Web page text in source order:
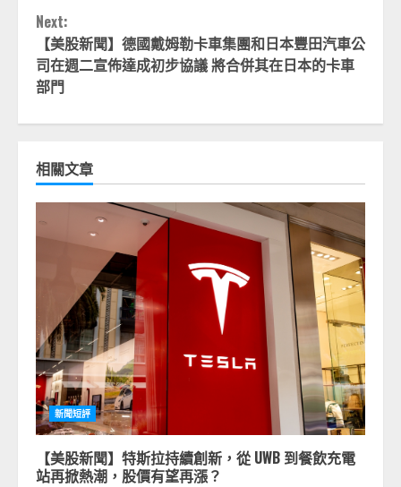
Next:
【美股新聞】德國戴姆勒卡車集團和日本豐田汽車公
司在週二宣佈達成初步協議 將合併其在日本的卡車
部門
相關文章
新聞短評
【美股新聞】特斯拉持續創新，從 UWB 到餐飲充電
站再掀熱潮，股價有望再漲？